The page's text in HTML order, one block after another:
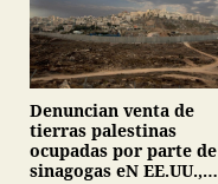
Denuncian venta de
tierras palestinas
ocupadas por parte de
sinagogas eN EE.UU.,